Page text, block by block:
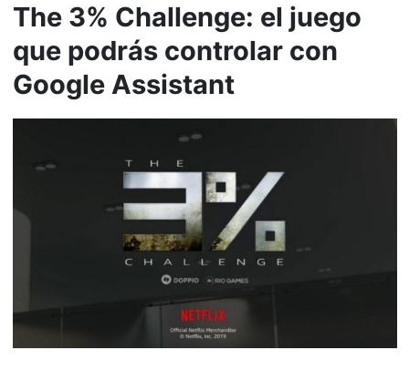
The 3% Challenge: el juego
que podrás controlar con
Google Assistant